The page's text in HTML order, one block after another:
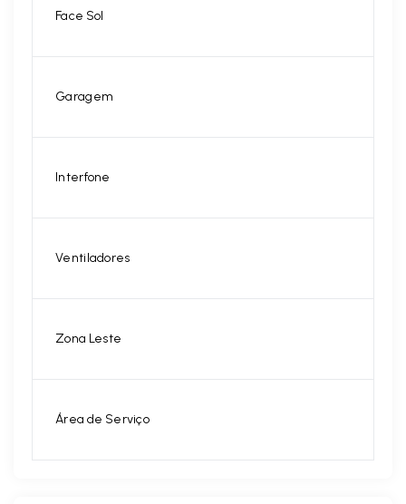
Face Sol
Garagem
Interfone
Ventiladores
Zona Leste
Área de Serviço